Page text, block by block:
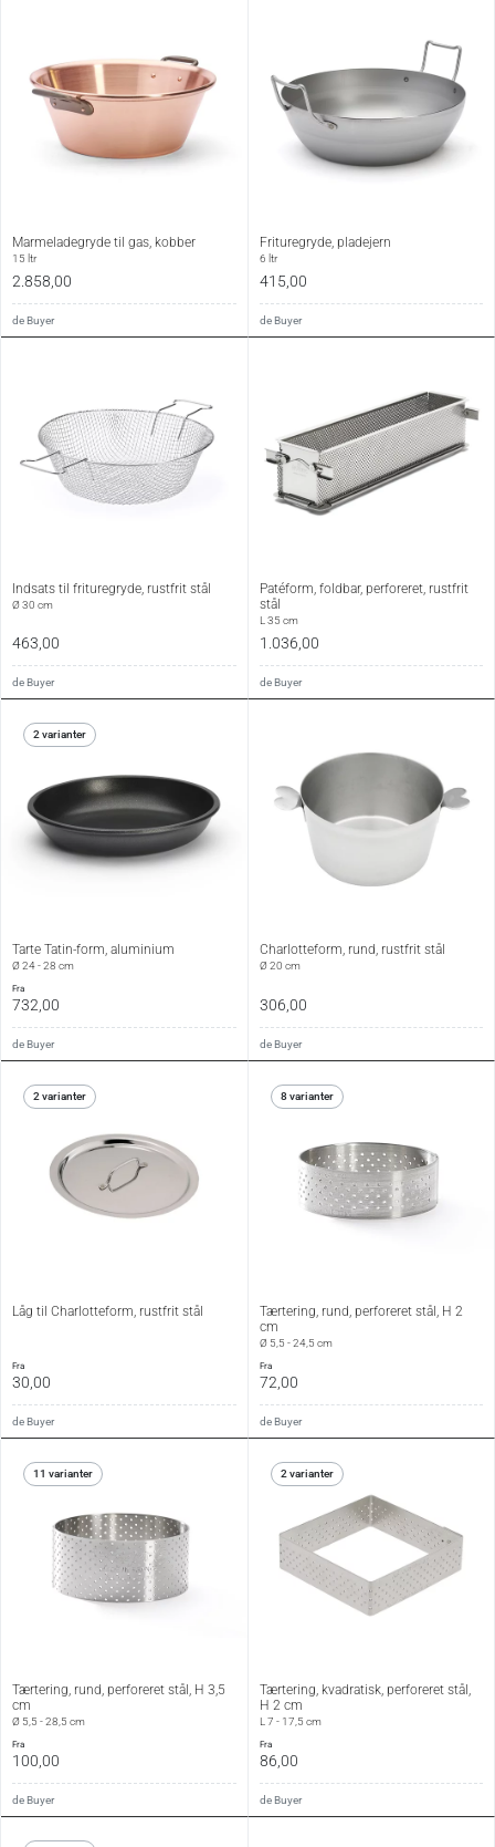
Marmeladegryde til gas, kobber
15 ltr
2.858,00
de Buyer
Frituregryde, pladejern
6 ltr
415,00
de Buyer
Indsats til frituregryde, rustfrit stål
Ø 30 cm
463,00
de Buyer
Patéform, foldbar, perforeret, rustfrit
stål
L 35 cm
1.036,00
de Buyer
2 varianter
Tarte Tatin-form, aluminium
Ø 24 - 28 cm
fra
732,00
de Buyer
Charlotteform, rund, rustfrit stål
Ø 20 cm
306,00
de Buyer
2 varianter
Låg til Charlotteform, rustfrit stål
fra
30,00
de Buyer
8 varianter
Tærtering, rund, perforeret stål, H 2
cm
Ø 5,5 - 24,5 cm
fra
72,00
de Buyer
11 varianter
Tærtering, rund, perforeret stål, H 3,5
cm
Ø 5,5 - 28,5 cm
fra
100,00
de Buyer
2 varianter
Tærtering, kvadratisk, perforeret stål,
H 2 cm
L 7 - 17,5 cm
fra
86,00
de Buyer